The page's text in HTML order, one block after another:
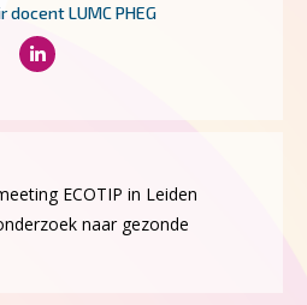
LUMC PHEG
ECOTIP in Leiden
naar gezonde